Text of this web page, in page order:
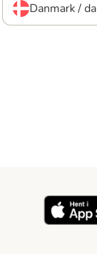
Danmark / da